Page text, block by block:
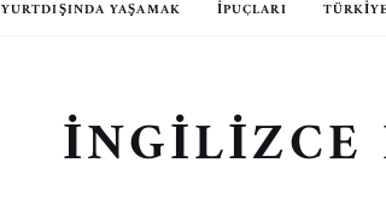
YURTDIŞINDA YAŞAMAK İPUÇLARI TÜRKIYE
İNGILIZCE